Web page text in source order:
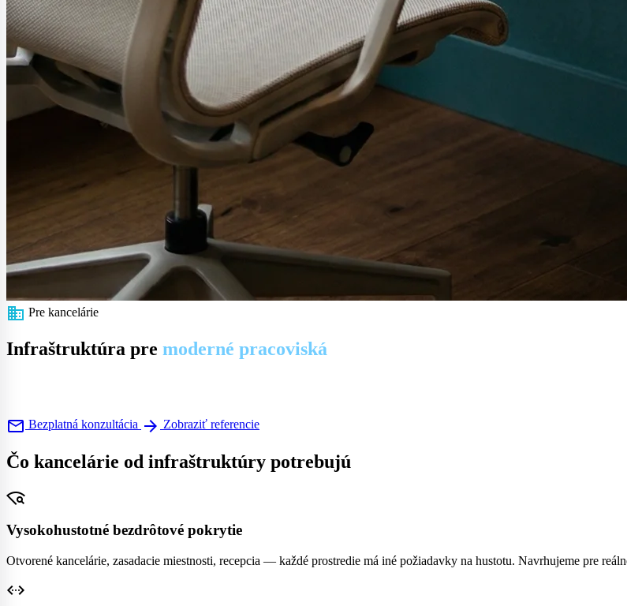
business Pre kancelárie
Infraštruktúra pre moderné pracoviská
mail Bezplatná konzultácia arrow_forward Zobraziť referencie
Čo kancelárie od infraštruktúry potrebujú
wifi_find
Vysokohustotné bezdrôtové pokrytie
Otvorené kancelárie, zasadacie miestnosti, recepcia — každé prostredie má iné požiadavky na hustotu. Navrhujeme pre
settings_ethernet